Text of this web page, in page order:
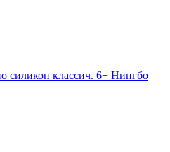
силикон классич. 6+ Нингбо